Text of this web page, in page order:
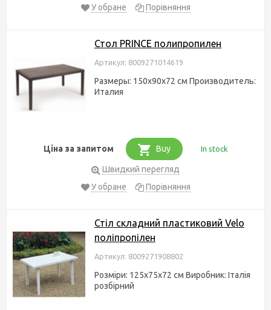
У обране
Порівняння
Стол PRINCE полипропилен
Артикул: 8009271014619
Размеры: 150х90х72 ​см Производитель:
Италия
Ціна за запитом Buy In stock
Швидкий перегляд
У обране
Порівняння
Стіл складний пластиковий Velo
поліпропілен
Артикул: 8009271908802
Розміри: 125x75x72 см Виробник: Італія
розбірний